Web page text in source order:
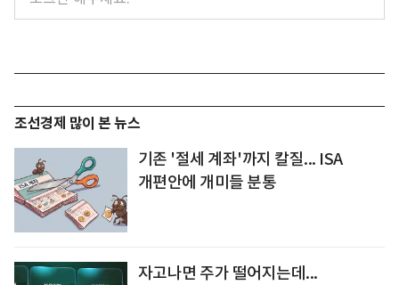
조선경제 많이 본 뉴스
기존 '절세 계좌'까지 칼질... ISA
개편안에 개미들 분통
자고나면 주가 떨어지는데...